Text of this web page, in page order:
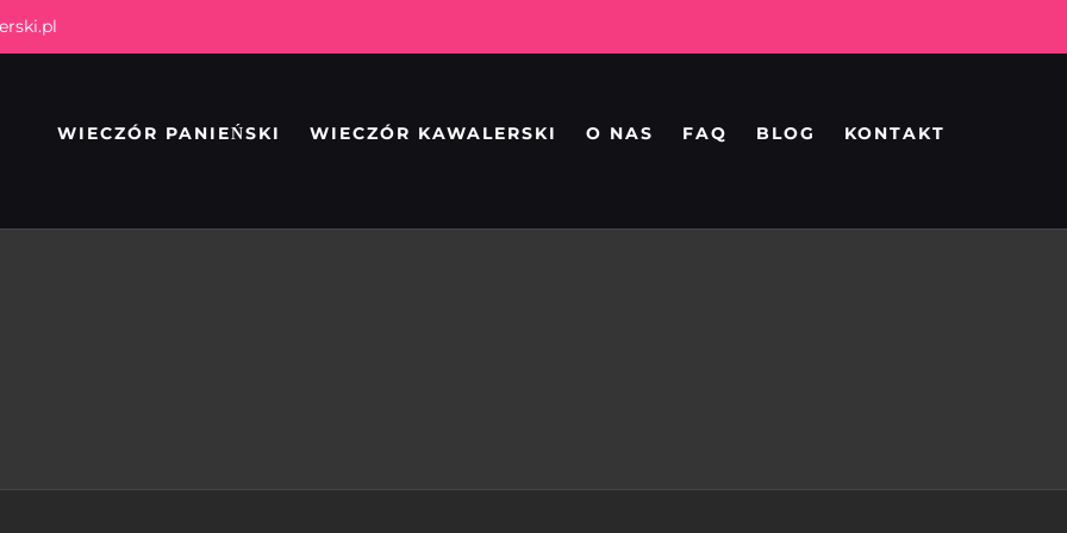
WIECZÓR PANIEŃSKI WIECZÓR KAWALERSKI O NAS FAQ BLOG KONTAKT